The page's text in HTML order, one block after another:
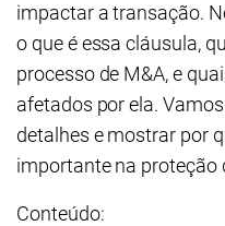
impactar a transação.
o que é essa cláusula,
processo de M&A, e
afetados por ela.
detalhes e mostrar por
importante na proteção
Conteúdo: